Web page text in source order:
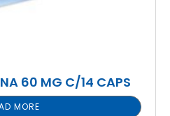
60 MG C/14 CAPS
MORE